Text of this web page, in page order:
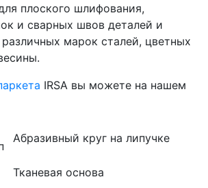
плоского шлифования,
и сварных швов деталей и
марок сталей, цветных
IRSA вы можете на нашем
Абразивный круг на липучке
Тканевая основа